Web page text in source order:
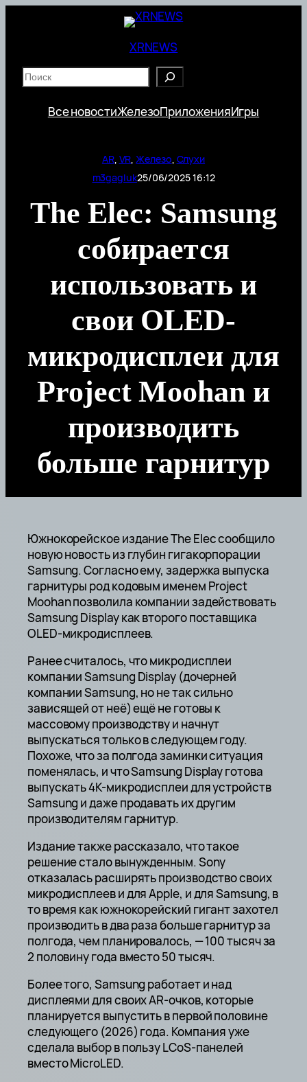
XRNEWS
Все новостиЖелезоПриложенияИгры
AR, VR, Железо, Слухи
m3gagluk25/06/2025 16:12
The Elec: Samsung
собирается
использовать и
свои OLED-
микродисплеи для
Project Moohan и
производить
больше гарнитур
Южнокорейское издание The Elec сообщило
новую новость из глубин гигакорпорации
Samsung. Согласно ему, задержка выпуска
гарнитуры род кодовым именем Project
Moohan позволила компании задействовать
Samsung Display как второго поставщика
OLED-микродисплеев.
Ранее считалось, что микродисплеи
компании Samsung Display (дочерней
компании Samsung, но не так сильно
зависящей от неё) ещё не готовы к
массовому производству и начнут
выпускаться только в следующем году.
Похоже, что за полгода заминки ситуация
поменялась, и что Samsung Display готова
выпускать 4К-микродисплеи для устройств
Samsung и даже продавать их другим
производителям гарнитур.
Издание также рассказало, что такое
решение стало вынужденным. Sony
отказалась расширять производство своих
микродисплеев и для Apple, и для Samsung, в
то время как южнокорейский гигант захотел
производить в два раза больше гарнитур за
полгода, чем планировалось, — 100 тысяч за
2 половину года вместо 50 тысяч.
Более того, Samsung работает и над
дисплеями для своих AR-очков, которые
планируется выпустить в первой половине
следующего (2026) года. Компания уже
сделала выбор в пользу LCoS-панелей
вместо MicroLED.